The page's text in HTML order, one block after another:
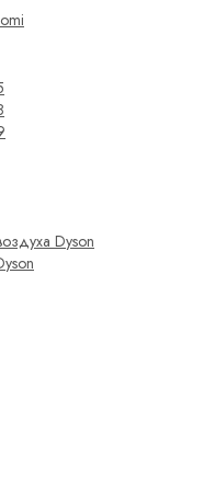
Dyson